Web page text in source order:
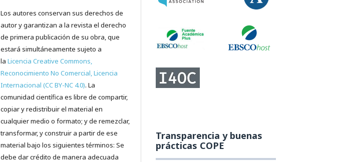
Los autores conservan sus derechos de
autor y garantizan a la revista el derecho
de primera publicación de su obra, que
estará simultáneamente sujeto a
laLicencia Creative Commons,
Reconocimiento No Comercial, Licencia
Internacional (CC BY-NC 4.0). La
comunidad científica es libre de compartir,
copiar y redistribuir el material en
cualquier medio o formato; y de remezclar,
transformar, y construir a partir de ese
material bajo los siguientes términos: Se
debe dar crédito de manera adecuada
Transparencia y buenas
prácticas COPE